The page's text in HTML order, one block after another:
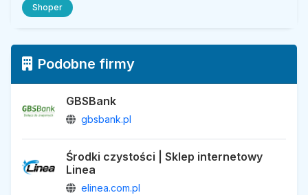
Shoper
Podobne firmy
GBSBank
gbsbank.pl
Środki czystości | Sklep internetowy
Linea
elinea.com.pl